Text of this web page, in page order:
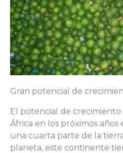
Gran potencial de
El potencial de
África en los próximos años
una cuarta parte de la
planeta, este continente